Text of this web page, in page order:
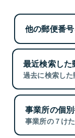
他の郵便番
最近検索した
過去に検索した
事業所の個
事業所の７け